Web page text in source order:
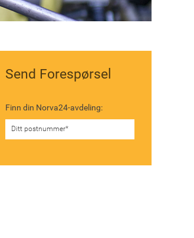
Send Forespørsel
Finn din Norva24-avdeling: